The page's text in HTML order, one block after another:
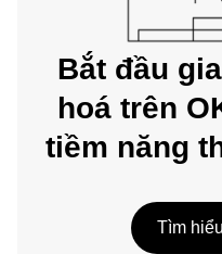
Bắt đầu
hoá trên
tiềm năng
Tìm